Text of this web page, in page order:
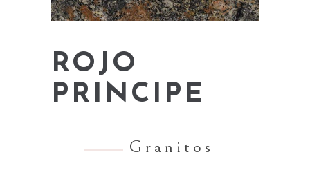
ROJO
PRINCIPE
Granitos